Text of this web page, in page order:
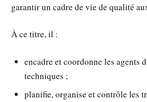
garantir un cadre de vie de qualité
À ce titre, il :
encadre et coordonne les agents
techniques ;
planifie, organise et contrôle les